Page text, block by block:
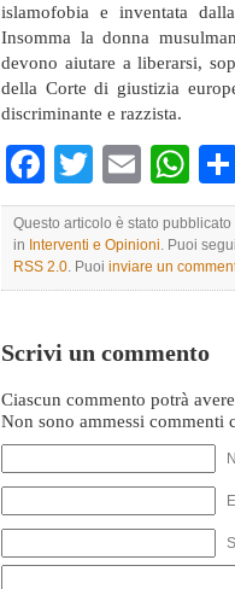
islamofobia e inventata
Insomma la donna
devono aiutare a liberarsi,
della Corte di giustizia
discriminante e razzista.
Facebook
TwitterEmail
Questo articolo è stato
in Interventi e Opinioni. Puoi
RSS 2.0. Puoi inviare un
Scrivi un commento
Ciascun commento potrà
Non sono ammessi commenti